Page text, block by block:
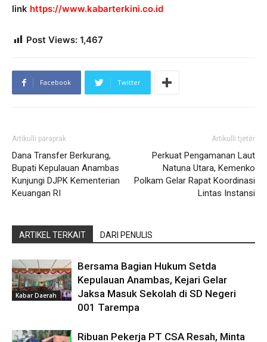
link https://www.kabarterkini.co.id
Post Views: 1,467
Facebook Twitter
Artikulli paraprak
Dana Transfer Berkurang,
Bupati Kepulauan Anambas
Kunjungi DJPK Kementerian
Keuangan RI
Artikulli tjetër
Perkuat Pengamanan Laut
Natuna Utara, Kemenko
Polkam Gelar Rapat Koordinasi
Lintas Instansi
ARTIKEL TERKAIT DARI PENULIS
Kabar Daerah
Bersama Bagian Hukum Setda
Kepulauan Anambas, Kejari Gelar
Jaksa Masuk Sekolah di SD Negeri
001 Tarempa
Ribuan Pekerja PT CSA Resah, Minta